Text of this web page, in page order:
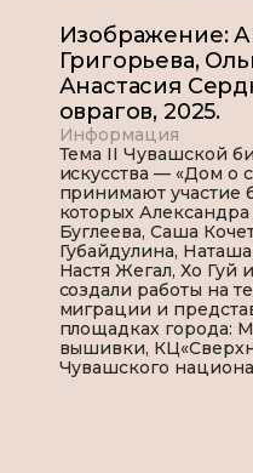
Изображение:
Григорьева,
Анастасия
оврагов, 2025.
Информация
Тема II Чувашской
искусства — «Дом о
принимают участие
которых
Буглеева, Саша
Губайдулина,
Настя Жегал, Хо Гуй
создали работы на
миграции и
площадках города:
вышивки,
Чувашского